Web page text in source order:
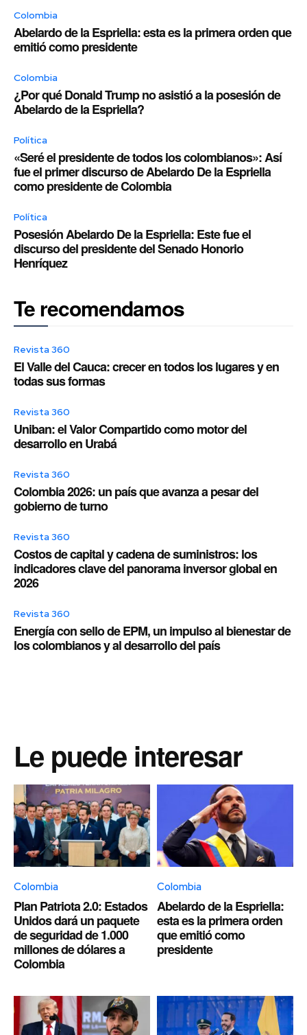
Colombia
Abelardo de la Espriella: esta es la primera orden que
emitió como presidente
Colombia
¿Por qué Donald Trump no asistió a la posesión de
Abelardo de la Espriella?
Política
«Seré el presidente de todos los colombianos»: Así
fue el primer discurso de Abelardo De la Espriella
como presidente de Colombia
Política
Posesión Abelardo De la Espriella: Este fue el
discurso del presidente del Senado Honorio
Henríquez
Te recomendamos
Revista 360
El Valle del Cauca: crecer en todos los lugares y en
todas sus formas
Revista 360
Uniban: el Valor Compartido como motor del
desarrollo en Urabá
Revista 360
Colombia 2026: un país que avanza a pesar del
gobierno de turno
Revista 360
Costos de capital y cadena de suministros: los
indicadores clave del panorama inversor global en
2026
Revista 360
Energía con sello de EPM, un impulso al bienestar de
los colombianos y al desarrollo del país
Le puede interesar
Colombia
Plan Patriota 2.0: Estados
Unidos dará un paquete
de seguridad de 1.000
millones de dólares a
Colombia
Colombia
Abelardo de la Espriella:
esta es la primera orden
que emitió como
presidente